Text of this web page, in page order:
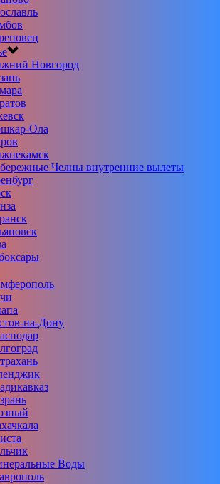
Новгород
Ола
Челны внутренние вылеты
на-Дону
Воды